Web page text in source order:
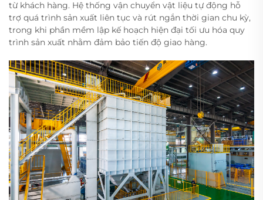
từ khách hàng. Hệ thống vận chuyển vật liệu tự động hỗ
trợ quá trình sản xuất liên tục và rút ngắn thời gian chu kỳ,
trong khi phần mềm lập kế hoạch hiện đại tối ưu hóa quy
trình sản xuất nhằm đảm bảo tiến độ giao hàng.